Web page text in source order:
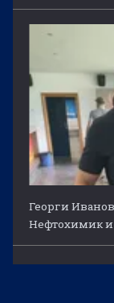
Георги
Нефтохимик